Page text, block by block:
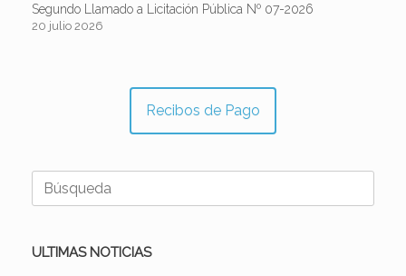
Segundo Llamado a Licitación Pública Nº 07-2026
20 julio 2026
Recibos de Pago
Buscar:
ULTIMAS NOTICIAS